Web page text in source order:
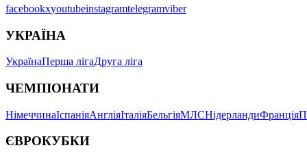
facebookxyoutubeinstagramtelegramviber
УКРАЇНА
УкраїнаПерша лігаДруга ліга
ЧЕМПІОНАТИ
НімеччинаІспаніяАнгліяІталіяБельгіяМЛСНідерландиФранція
ЄВРОКУБКИ